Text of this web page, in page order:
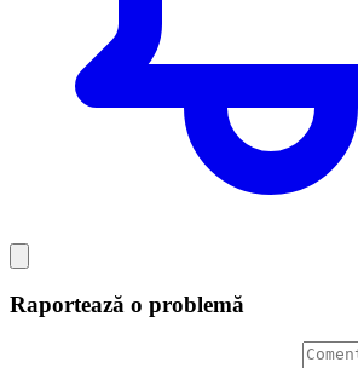
Raportează o problemă